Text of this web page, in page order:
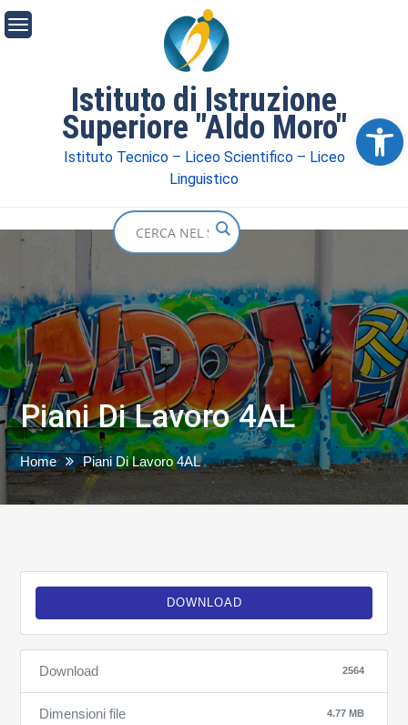
Istituto di Istruzione
Superiore "Aldo Moro"
Istituto Tecnico – Liceo Scientifico – Liceo
Linguistico
Piani Di Lavoro 4AL
Home Piani Di Lavoro 4AL
DOWNLOAD
Download 2564
Dimensioni file 4.77 MB